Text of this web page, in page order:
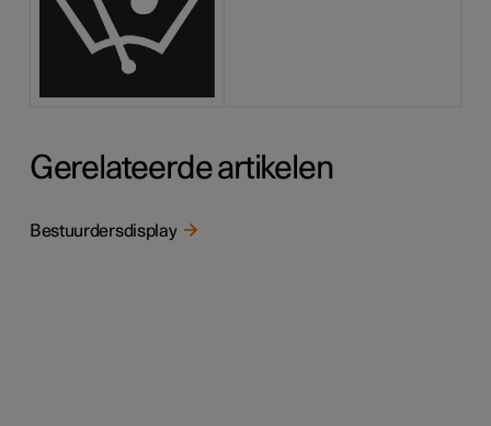
Gerelateerde artikelen
Bestuurdersdisplay